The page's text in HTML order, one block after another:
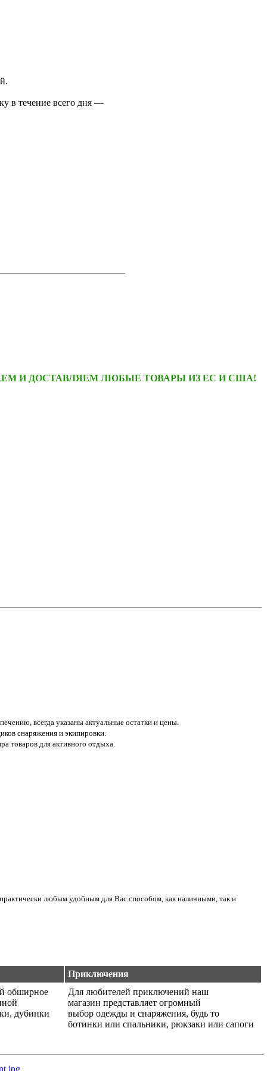
И ДОСТАВЛЯЕМ ЛЮБЫЕ ТОВАРЫ ИЗ ЕС И США!
в течение всего дня —
всегда указаны актуальные остатки и цены.
снаряжения и экипировки.
товаров для активного отдыха.
любым удобным для Вас способом, как наличными, так и
Приключения
обширное
дубинки
Для любителей приключений наш
магазин представляет огромный
выбор одежды и снаряжения, будь то
ботинки или спальники, рюкзаки или сапоги